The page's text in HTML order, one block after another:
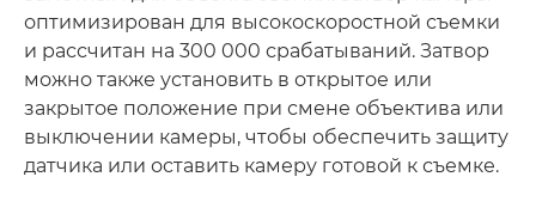
оптимизирован для высокоскоростной съемки
и рассчитан на 300 000 срабатываний. Затвор
можно также установить в открытое или
закрытое положение при смене объектива или
выключении камеры, чтобы обеспечить защиту
датчика или оставить камеру готовой к съемке.